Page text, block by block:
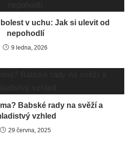
v uchu: Jak si ulevit od
nepohodlí
9 ledna, 2026
Babské rady na svěží a
vzhled
29 června, 2025